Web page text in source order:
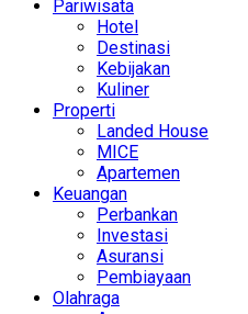
Pariwisata
Hotel
Destinasi
Kebijakan
Kuliner
Properti
Landed House
MICE
Apartemen
Keuangan
Perbankan
Investasi
Asuransi
Pembiayaan
Olahraga